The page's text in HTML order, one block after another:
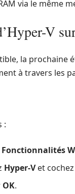
via le même
V
la prochaine
à travers les
:
Fonctionnalités
Hyper-Vet
OK.